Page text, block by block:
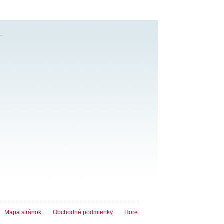
Mapa stránok Obchodné podmienky Hore